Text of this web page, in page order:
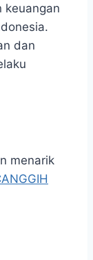
keuangan
dan
menarik